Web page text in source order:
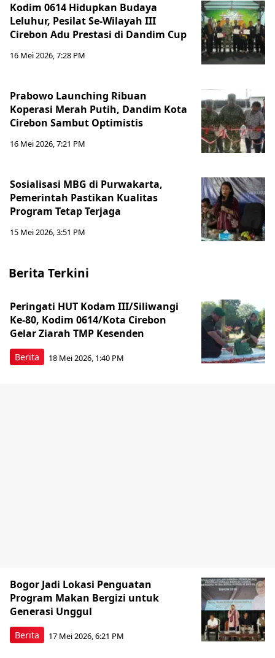
Kodim 0614 Hidupkan Budaya
Leluhur, Pesilat Se-Wilayah III
Cirebon Adu Prestasi di Dandim Cup
16 Mei 2026, 7:28 PM
Prabowo Launching Ribuan
Koperasi Merah Putih, Dandim Kota
Cirebon Sambut Optimistis
16 Mei 2026, 7:21 PM
Sosialisasi MBG di Purwakarta,
Pemerintah Pastikan Kualitas
Program Tetap Terjaga
15 Mei 2026, 3:51 PM
Berita Terkini
Berita
Peringati HUT Kodam III/Siliwangi
Ke-80, Kodim 0614/Kota Cirebon
Gelar Ziarah TMP Kesenden
18 Mei 2026, 1:40 PM
Berita
Bogor Jadi Lokasi Penguatan
Program Makan Bergizi untuk
Generasi Unggul
17 Mei 2026, 6:21 PM